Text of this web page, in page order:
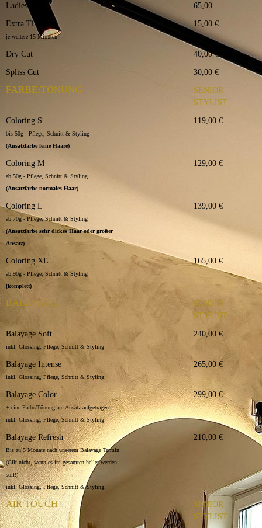
Ladies Cut L 65,00
Extra Time
je weitere 15 Minuten
15,00 €
Dry Cut 40,00 €
Spliss Cut 30,00 €
FARBE/TÖNUNG
SENIOR
STYLIST
Coloring S
bis 50g - Pflege, Schnitt & Styling
(Ansatzfarbe feine Haare)
119,00 €
Coloring M
ab 50g - Pflege, Schnitt & Styling
(Ansatzfarbe normales Haar)
129,00 €
Coloring L
ab 70g - Pflege, Schnitt & Styling
(Ansatzfarbe sehr dickes Haar oder großer
Ansatz)
139,00 €
Coloring XL
ab 90g - Pflege, Schnitt & Styling
(komplett)
165,00 €
BALAYAGE
SENIOR
STYLIST
Balayage Soft
inkl. Glossing, Pflege, Schnitt & Styling
240,00 €
Balayage Intense
inkl. Glossing, Pflege, Schnitt & Styling
265,00 €
Balayage Color
+ eine Farbe/Tönung am Ansatz aufgetragen
inkl. Glossing, Pflege, Schnitt & Styling.
299,00 €
Balayage Refresh
Bis zu 5 Monate nach unserem Balayage Termin
(Gilt nicht, wenn es im gesamten heller werden
soll!)
inkl. Glossing, Pflege, Schnitt & Styling.
210,00 €
AIR TOUCH
SENIOR
STYLIST